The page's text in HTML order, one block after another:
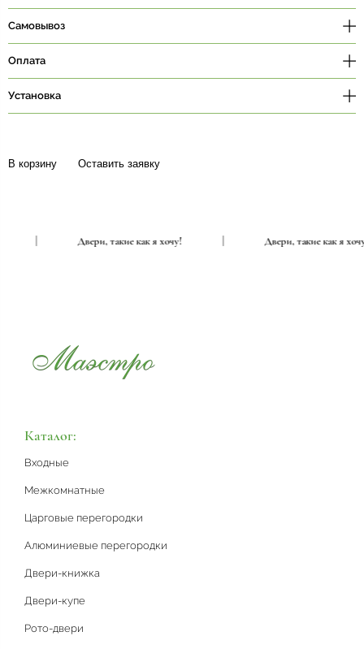
Самовывоз
Оплата
Установка
В корзину Оставить заявку
Двери, такие как я хочу! Двери, такие как
Каталог:
Входные
Межкомнатные
Царговые перегородки
Алюминиевые перегородки
Двери-книжка
Двери-купе
Рото-двери